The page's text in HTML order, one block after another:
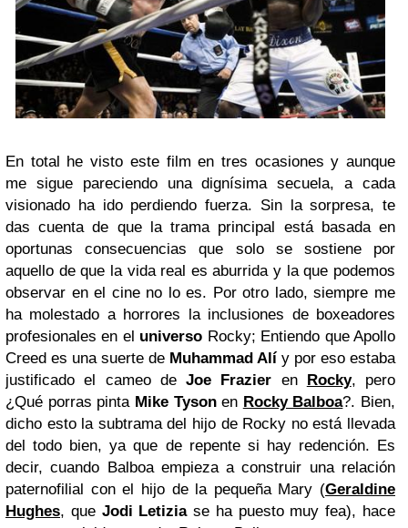
En total he visto este film en tres ocasiones y aunque
me sigue pareciendo una dignísima secuela, a cada
visionado ha ido perdiendo fuerza. Sin la sorpresa, te
das cuenta de que la trama principal está basada en
oportunas consecuencias que solo se sostiene por
aquello de que la vida real es aburrida y la que podemos
observar en el cine no lo es. Por otro lado, siempre me
ha molestado a horrores la inclusiones de boxeadores
profesionales en el universo Rocky; Entiendo que Apollo
Creed es una suerte de Muhammad Alí y por eso estaba
justificado el cameo de Joe Frazier en Rocky, pero
¿Qué porras pinta Mike Tysonen Rocky Balboa?. Bien,
dicho esto la subtrama del hijo de Rocky no está llevada
del todo bien, ya que de repente si hay redención. Es
decir, cuando Balboa empieza a construir una relación
paternofilial con el hijo de la pequeña Mary (Geraldine
Hughes, que Jodi Letiziase ha puesto muy fea), hace